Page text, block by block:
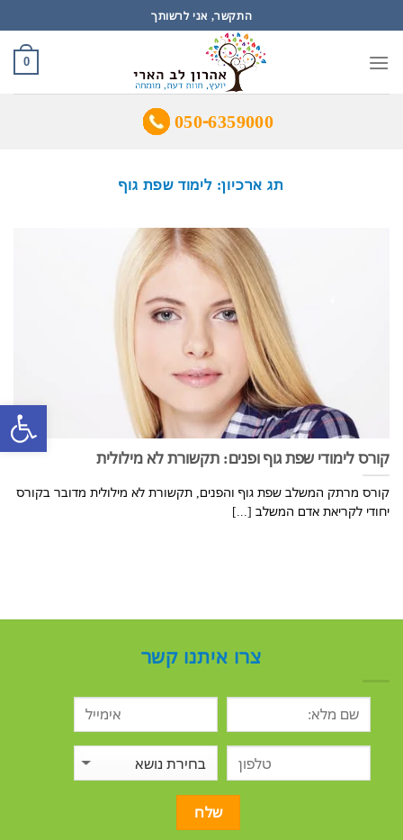
פתח
to
content
התקשר, אני לרשותך
0
050-6359000
תג ארכיון:לימוד שפת גוף
קורס לימודי שפת גוף ופנים: תקשורת לא מילולית
קורס מרתק המשלב שפת גוף והפנים, תקשורת לא מילולית מדובר בקורס
יחודי לקריאת אדם המשלב [...]
צרו איתנו קשר